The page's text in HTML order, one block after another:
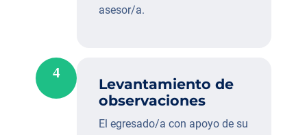
asesor/a.
4
Levantamiento de
observaciones
El egresado/a con apoyo de su